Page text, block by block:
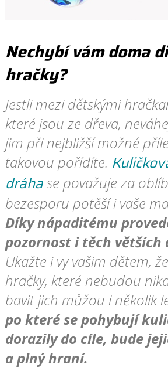
Nechybí vám doma
hračky?
Jestli mezi dětskými
které jsou ze dřeva,
jim při nejbližší možné
takovou pořídíte.
dráhase považuje za
bezesporu potěší i vaše
Díky nápaditému
pozornost i těch větších
Ukažte i vy vašim dětem,
hračky, které nebudou
bavit jich můžou i několik
po které se pohybují
dorazily do cíle, bude
a plný hraní.